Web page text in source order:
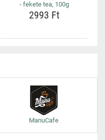
- fekete tea, 100g
2993 Ft
ManuCafe